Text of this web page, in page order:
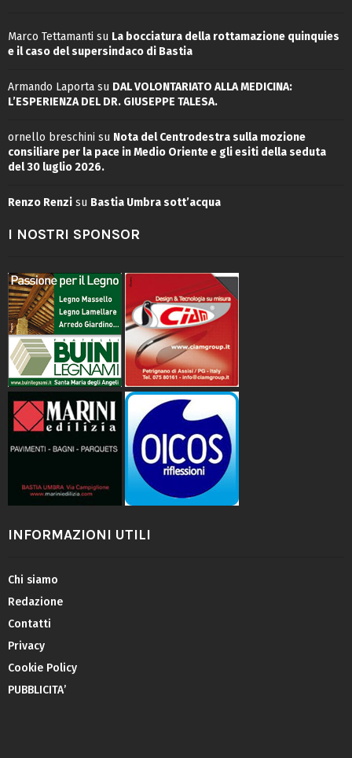
Marco Tettamanti su La bocciatura della rottamazione quinquies
e il caso del supersindaco di Bastia
Armando Laporta su DAL VOLONTARIATO ALLA MEDICINA:
L’ESPERIENZA DEL DR. GIUSEPPE TALESA.
ornello breschini su Nota del Centrodestra sulla mozione
consiliare per la pace in Medio Oriente e gli esiti della seduta
del 30 luglio 2026.
Renzo Renzi su Bastia Umbra sott’acqua
I NOSTRI SPONSOR
INFORMAZIONI UTILI
Chi siamo
Redazione
Contatti
Privacy
Cookie Policy
PUBBLICITA’